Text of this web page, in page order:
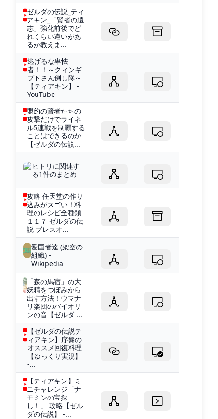
ゼルダの伝説_ティ
アキン_「賢者の遺
志」強化前後でど
れくらい違いがあ
るか教えま...
逃げるな卑怯
者！！～クィンギ
ブドさん倒し隊～
【ティアキン】 -
YouTube
盟約の賢者たちの
攻撃だけでライネ
ル5連戦を制覇する
ことはできるのか
【ゼルダの伝説...
ヒトリに関連す
る1件のまとめ
攻略 任天堂の作り
込みがスゴい！料
理のレシピ全種類
１１７ ゼルダの伝
説 ブレスオ...
愛国者達 (架空の
組織) -
Wikipedia
「森の馬宿」の大
妖精をつぼみから
出す方法！ウマナ
リ楽団のバイオリ
ンの音【ゼルダ ...
【ゼルダの伝説テ
ィアキン】序盤の
オススメ回復料理
【ゆっくり実況】
-...
【ティアキン】ミ
ニチャレンジ「ナ
モミンの宝探
し！」 攻略【ゼル
ダの伝説】 -...